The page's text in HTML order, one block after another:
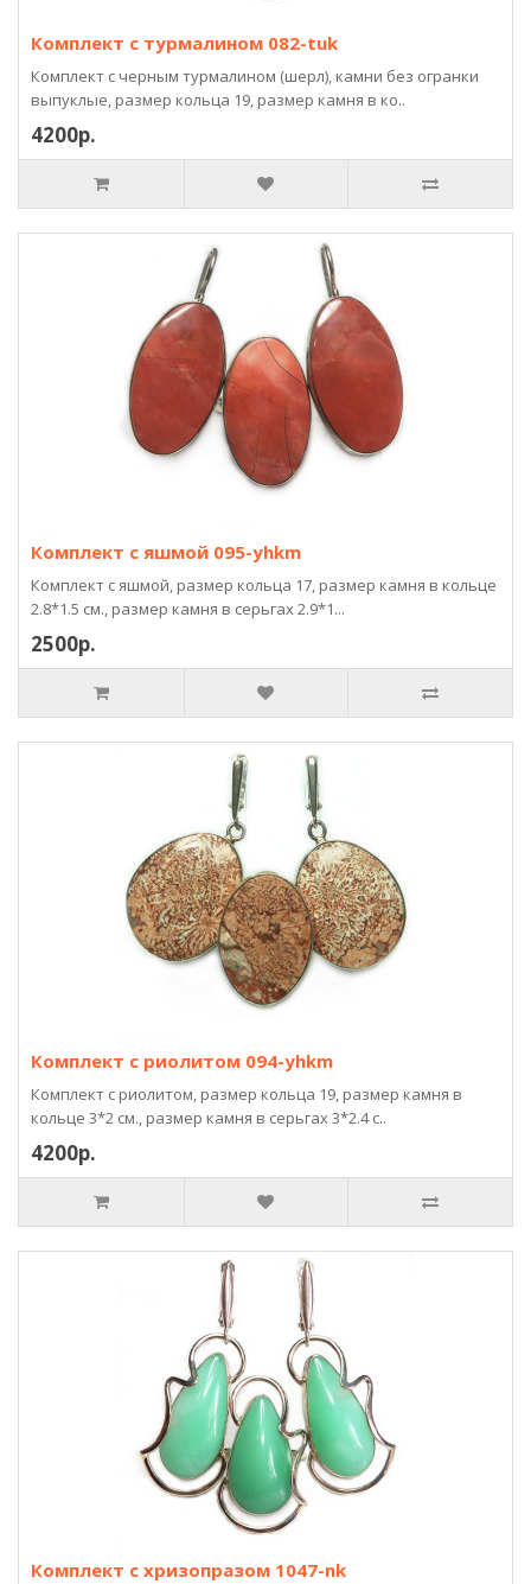
Комплект с турмалином 082-tuk
Комплект с черным турмалином (шерл), камни без огранки
выпуклые, размер кольца 19, размер камня в ко..
4200р.
Комплект с яшмой 095-yhkm
Комплект с яшмой, размер кольца 17, размер камня в кольце
2.8*1.5 см., размер камня в серьгах 2.9*1...
2500р.
Комплект с риолитом 094-yhkm
Комплект с риолитом, размер кольца 19, размер камня в
кольце 3*2 см., размер камня в серьгах 3*2.4 с..
4200р.
Комплект с хризопразом 1047-nk